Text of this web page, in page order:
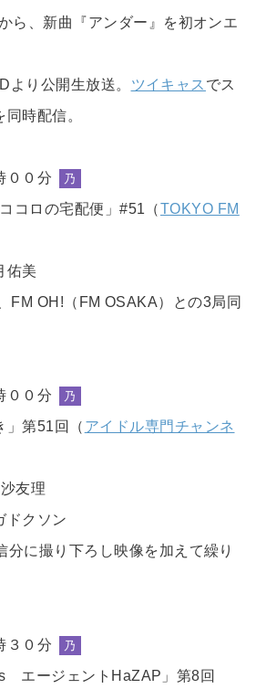
ら、新曲『アンダー』を初オンエ
り公開生放送。 ツイキャス でス
時配信。
００分 乃
コロの宅配便」#51（TOKYO FM
佑美
FM OH!（FM OSAKA）との3局同
００分 乃
」第51回（ アイドル専門チャンネ
友理
ドクソン
分に撮り下ろし映像を加えて繰り
３０分 乃
エージェントHaZAP」第8回